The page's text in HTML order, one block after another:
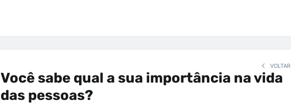
VOLTAR
Você sabe qual a sua importância na vida
das pessoas?